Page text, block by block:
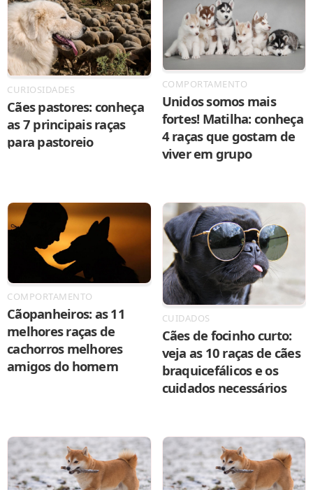
CURIOSIDADES
Cães pastores: conheça
as 7 principais raças
para pastoreio
COMPORTAMENTO
Unidos somos mais
fortes! Matilha: conheça
4 raças que gostam de
viver em grupo
COMPORTAMENTO
Cãopanheiros: as 11
melhores raças de
cachorros melhores
amigos do homem
CUIDADOS
Cães de focinho curto:
veja as 10 raças de cães
braquicefálicos e os
cuidados necessários